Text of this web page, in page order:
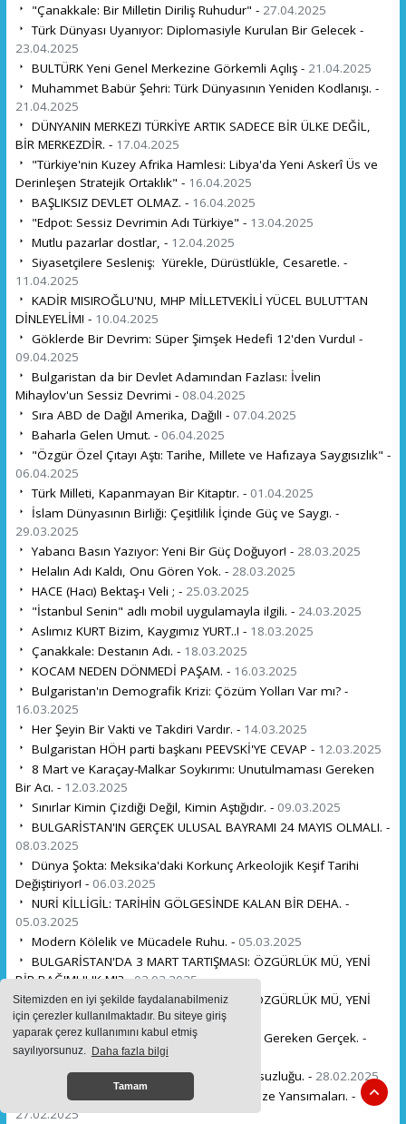
Sitemizden en iyi şekilde faydalanabilmeniz
için çerezler kullanılmaktadır. Bu siteye giriş
yaparak çerez kullanımını kabul etmiş
sayılıyorsunuz. Daha fazla bilgi
Tamam
"Çanakkale: Bir Milletin Diriliş Ruhudur" - 27.04.2025
Türk Dünyası Uyanıyor: Diplomasiyle Kurulan Bir Gelecek -
23.04.2025
BULTÜRK Yeni Genel Merkezine Görkemli Açılış - 21.04.2025
Muhammet Babür Şehri: Türk Dünyasının Yeniden Kodlanışı. -
21.04.2025
DÜNYANIN MERKEZI TÜRKİYE ARTIK SADECE BİR ÜLKE DEĞİL,
BİR MERKEZDİR. - 17.04.2025
"Türkiye'nin Kuzey Afrika Hamlesi: Libya'da Yeni Askerî Üs ve
Derinleşen Stratejik Ortaklık" - 16.04.2025
BAŞLIKSIZ DEVLET OLMAZ. - 16.04.2025
"Edpot: Sessiz Devrimin Adı Türkiye" - 13.04.2025
Mutlu pazarlar dostlar, - 12.04.2025
Siyasetçilere Sesleniş: Yürekle, Dürüstlükle, Cesaretle. -
11.04.2025
KADİR MISIROĞLU'NU, MHP MİLLETVEKİLİ YÜCEL BULUT'TAN
DİNLEYELİM! - 10.04.2025
Göklerde Bir Devrim: Süper Şimşek Hedefi 12'den Vurdu! -
09.04.2025
Bulgaristan da bir Devlet Adamından Fazlası: İvelin
Mihaylov'un Sessiz Devrimi - 08.04.2025
Sıra ABD de Dağıl Amerika, Dağıl! - 07.04.2025
Baharla Gelen Umut. - 06.04.2025
"Özgür Özel Çıtayı Aştı: Tarihe, Millete ve Hafızaya Saygısızlık" -
06.04.2025
Türk Milleti, Kapanmayan Bir Kitaptır. - 01.04.2025
İslam Dünyasının Birliği: Çeşitlilik İçinde Güç ve Saygı. -
29.03.2025
Yabancı Basın Yazıyor: Yeni Bir Güç Doğuyor! - 28.03.2025
Helalın Adı Kaldı, Onu Gören Yok. - 28.03.2025
HACE (Hacı) Bektaş-ı Veli ; - 25.03.2025
"İstanbul Senin" adlı mobil uygulamayla ilgili. - 24.03.2025
Aslımız KURT Bizim, Kaygımız YURT..! - 18.03.2025
Çanakkale: Destanın Adı. - 18.03.2025
KOCAM NEDEN DÖNMEDİ PAŞAM. - 16.03.2025
Bulgaristan'ın Demografik Krizi: Çözüm Yolları Var mı? -
16.03.2025
Her Şeyin Bir Vakti ve Takdiri Vardır. - 14.03.2025
Bulgaristan HÖH parti başkanı PEEVSKİ'YE CEVAP - 12.03.2025
8 Mart ve Karaçay-Malkar Soykırımı: Unutulmaması Gereken
Bir Acı. - 12.03.2025
Sınırlar Kimin Çizdiği Değil, Kimin Aştığıdır. - 09.03.2025
BULGARİSTAN'IN GERÇEK ULUSAL BAYRAMI 24 MAYIS OLMALI. -
08.03.2025
Dünya Şokta: Meksika'daki Korkunç Arkeolojik Keşif Tarihi
Değiştiriyor! - 06.03.2025
NURİ KİLLİGİL: TARİHİN GÖLGESİNDE KALAN BİR DEHA. -
05.03.2025
Modern Kölelik ve Mücadele Ruhu. - 05.03.2025
BULGARİSTAN'DA 3 MART TARTIŞMASI: ÖZGÜRLÜK MÜ, YENİ
BİR BAĞIMLILIK MI? -03.03.2025
BULGARİSTAN'DA 3 MART TARTIŞMASI: ÖZGÜRLÜK MÜ, YENİ
BİR BAĞIMLILIK MI? -03.03.2025
Batı'nın Emek Hırsızlığı ve Ders Almamız Gereken Gerçek. -
02.03.2025
İlahi Bilginin Işığı: Kur'an-ı Kerim'in Kusursuzluğu. - 28.02.2025
Osmanlı'da Dolunayın Gücü ve Günümüze Yansımaları. -
27.02.2025